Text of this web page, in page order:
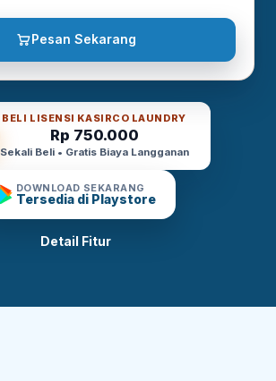
Pesan Sekarang
BELI LISENSI KASIRCO LAUNDRY
Rp 750.000
Sekali Beli • Gratis Biaya Langganan
DOWNLOAD SEKARANG
Tersedia di Playstore
Detail Fitur